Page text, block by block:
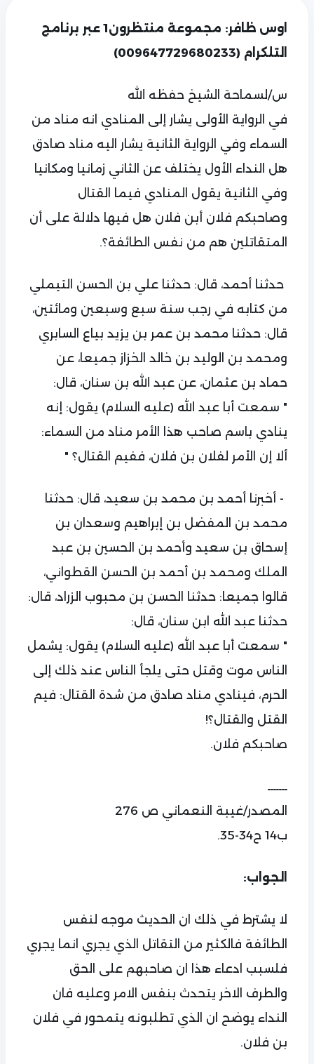
اوس ظافر: مجموعة منتظرون1 عبر برنامج
التلكرام (009647729680233)
س/لسماحة الشيخ حفظه الله
في الرواية الأولى يشار إلى المنادي انه مناد من
السماء وفي الرواية الثانية يشار اليه مناد صادق
هل النداء الأول يختلف عن الثاني زمانيا ومكانيا
وفي الثانية يقول المنادي فيما القتال
وصاحبكم فلان أبن فلان هل فيها دلالة على أن
المتقاتلين هم من نفس الطائفة؟.
حدثنا أحمد، قال: حدثنا علي بن الحسن التيملي
من كتابه في رجب سنة سبع وسبعين ومائتين،
قال: حدثنا محمد بن عمر بن يزيد بياع السابري
ومحمد بن الوليد بن خالد الخزاز جميعا، عن
حماد بن عثمان، عن عبد الله بن سنان، قال:
" سمعت أبا عبد الله (عليه السلام) يقول: إنه
ينادي باسم صاحب هذا الأمر مناد من السماء:
ألا إن الأمر لفلان بن فلان، ففيم القتال؟ "
- أخبرنا أحمد بن محمد بن سعيد، قال: حدثنا
محمد بن المفضل بن إبراهيم وسعدان بن
إسحاق بن سعيد وأحمد بن الحسين بن عبد
الملك ومحمد بن أحمد بن الحسن القطواني،
قالوا جميعا: حدثنا الحسن بن محبوب الزراد، قال:
حدثنا عبد الله ابن سنان، قال:
" سمعت أبا عبد الله (عليه السلام) يقول: يشمل
الناس موت وقتل حتى يلجأ الناس عند ذلك إلى
الحرم، فينادي مناد صادق من شدة القتال: فيم
القتل والقتال؟!
صاحبكم فلان.
ـــــــ
المصدر/غيبة النعماني ص 276
ب14 ح34-35.
الجواب:
لا يشترط في ذلك ان الحديث موجه لنفس
الطائفة فالكثير من التقاتل الذي يجري انما يجري
فلسبب ادعاء هذا ان صاحبهم على الحق
والطرف الاخر يتحدث بنفس الامر وعليه فان
النداء يوضح ان الذي تطلبونه يتمحور في فلان
بن فلان.